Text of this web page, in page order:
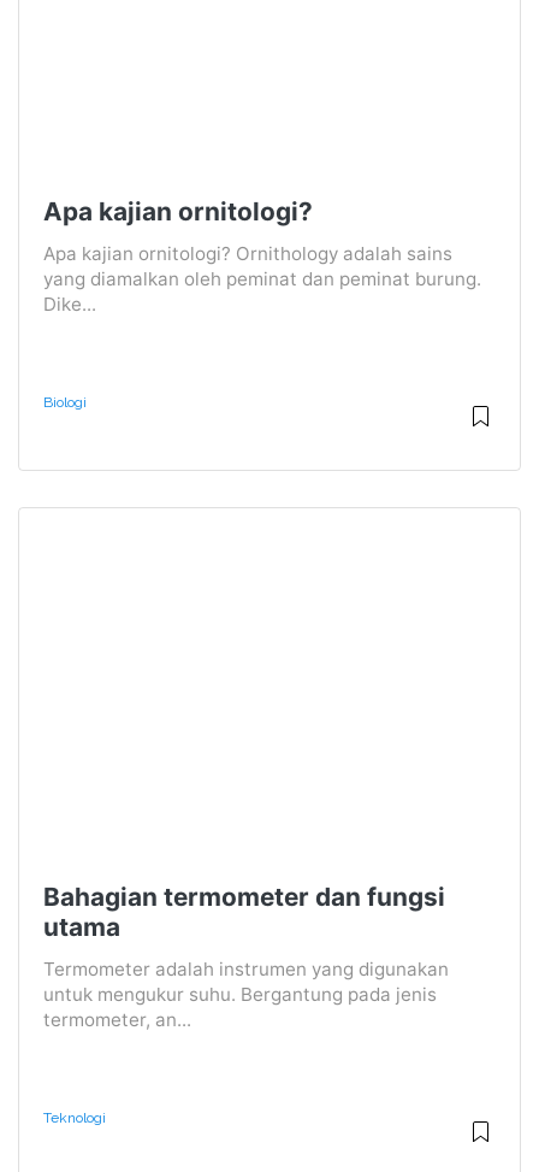
Apa kajian ornitologi?
Apa kajian ornitologi? Ornithology adalah sains
yang diamalkan oleh peminat dan peminat burung.
Dike...
Biologi
Bahagian termometer dan fungsi
utama
Termometer adalah instrumen yang digunakan
untuk mengukur suhu. Bergantung pada jenis
termometer, an...
Teknologi